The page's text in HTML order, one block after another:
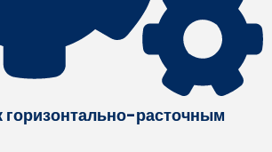
горизонтально-расточным